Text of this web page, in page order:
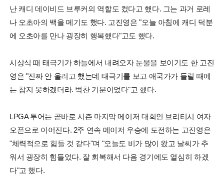
난 캐디 데이비드 브루커의 역할도 컸다고 했다. 그는 과거 로레
나 오초아의 백을 메기도 했다. 고진영은 "오늘 아침에 캐디 덕분
에 오초아를 만나 굉장히 행복했다"고도 했다.
시상식 때 태극기가 하늘에서 내려오자 눈물을 보이기도 한 고진
영은 "진짜 안 울려고 했는데 태극기를 보고 애국가가 들릴 때에
는 참지 못하겠더라. 벅찬 기분이었다"고 했다.
LPGA 투어는 곧바로 시즌 마지막 메이저 대회인 브리티시 여자
오픈으로 이어진다. 2주 연속 메이저 우승에 도전하는 고진영은
"체력적으로 힘들 것 같다"며 "오늘도 비가 많이 왔고 날씨가 추
워서 굉장히 힘들었다. 잘 회복해서 다음 경기에도 열심히 하겠
다"고 했다.